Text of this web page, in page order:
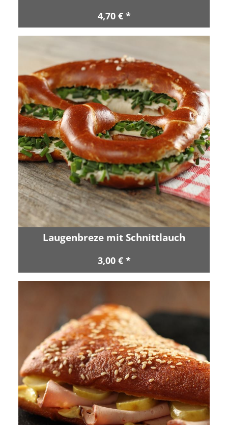
4,70 € *
Laugenbreze mit Schnittlauch
3,00 € *